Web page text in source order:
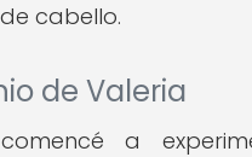
cabello.
de Valeria
a